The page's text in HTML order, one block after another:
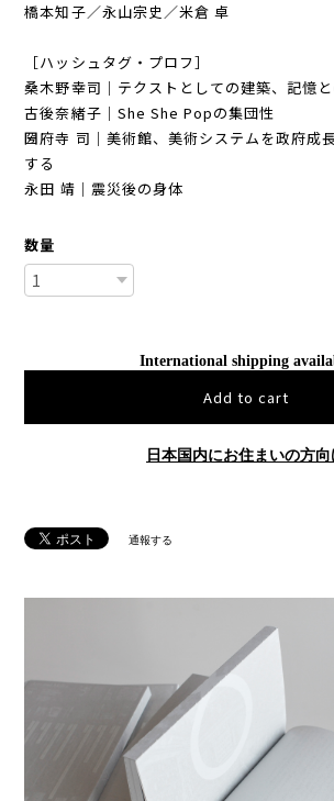
橋本知子／永山宗史／米倉 卓
［ハッシュタグ・プロフ］
桑木野幸司｜テクストとしての建築、記憶
古後奈緒子｜She She Popの集団性
圀府寺 司｜美術館、美術システムを政府成
する
永田 靖｜震災後の身体
数量
International shipping
Add to cart
日本国内にお住まいの方向
通報する